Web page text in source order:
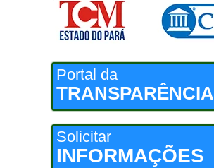
Portal da
TRANSPARÊNCIA
Solicitar
INFORMAÇÕES